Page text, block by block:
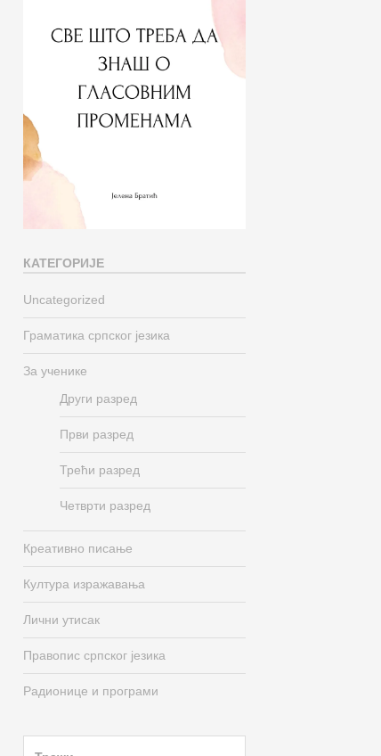
КАТЕГОРИЈЕ
Uncategorized
Граматика српског језика
За ученике
Други разред
Први разред
Трећи разред
Четврти разред
Креативно писање
Култура изражавања
Лични утисак
Правопис српског језика
Радионице и програми